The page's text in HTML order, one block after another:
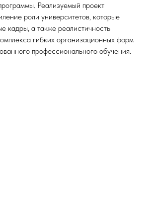
Реализуемый проект
роли университетов, которые
кадры, а также реалистичность
гибких организационных форм
профессионального обучения.